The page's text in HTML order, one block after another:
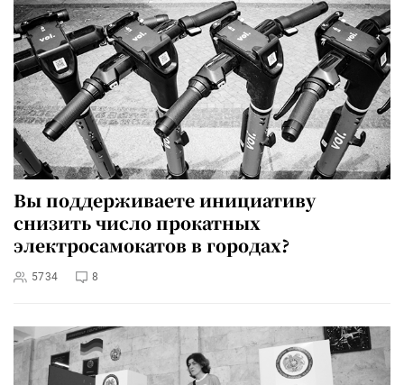
Вы поддерживаете инициативу
снизить число прокатных
электросамокатов в городах?
5734 8